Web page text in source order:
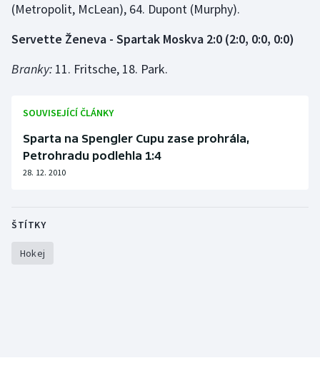
Volejbal
(Metropolit, McLean), 64. Dupont (Murphy).
Servette Ženeva - Spartak Moskva 2:0 (2:0, 0:0, 0:0)
Branky: 11. Fritsche, 18. Park.
SOUVISEJÍCÍ ČLÁNKY
Sparta na Spengler Cupu zase prohrála,
Petrohradu podlehla 1:4
28. 12. 2010
ŠTÍTKY
Hokej